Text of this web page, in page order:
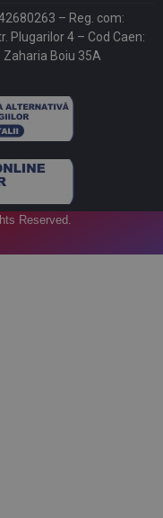
– Reg. com:
Plugarilor 4 – Cod Caen:
Zaharia Boiu 35A
Reserved.